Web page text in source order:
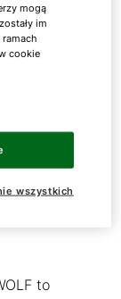
to
mogą
im
cookie
wszystkich